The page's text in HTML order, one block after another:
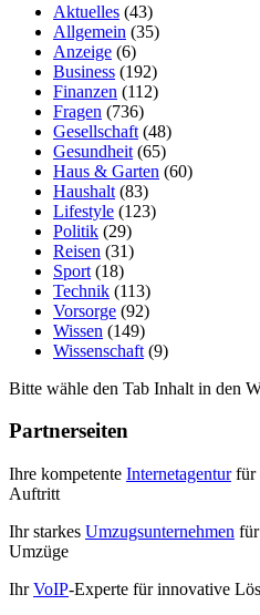
Aktuelles (43)
Allgemein (35)
Anzeige (6)
Business (192)
Finanzen (112)
Fragen (736)
Gesellschaft (48)
Gesundheit (65)
Haus & Garten (60)
Haushalt (83)
Lifestyle (123)
Politik (29)
Reisen (31)
Sport (18)
Technik (113)
Vorsorge (92)
Wissen (149)
Wissenschaft (9)
Bitte wähle den Tab Inhalt in den
Partnerseiten
Ihre kompetente Internetagenturfür
Auftritt
Ihr starkes Umzugsunternehmen
Umzüge
IhrVoIP-Experte für innovative